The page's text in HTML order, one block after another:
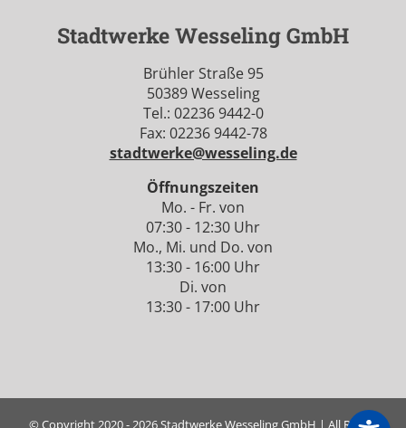
Stadtwerke Wesseling GmbH
Brühler Straße 95
50389 Wesseling
Tel.: 02236 9442-0
Fax: 02236 9442-78
stadtwerke@wesseling.de
Öffnungszeiten
Mo. - Fr. von
07:30 - 12:30 Uhr
Mo., Mi. und Do. von
13:30 - 16:00 Uhr
Di. von
13:30 - 17:00 Uhr
© Copyright 2020 - 2026 Stadtwerke Wesseling GmbH | All Rights